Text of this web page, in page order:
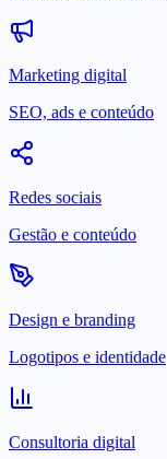
Marketing digital
SEO, ads e conteúdo
Redes sociais
Gestão e conteúdo
Design e branding
Logotipos e identidade
Consultoria digital